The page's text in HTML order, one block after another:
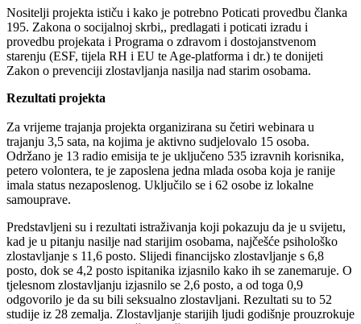
Nositelji projekta ističu i kako je potrebno Poticati provedbu članka
195. Zakona o socijalnoj skrbi,, predlagati i poticati izradu i
provedbu projekata i Programa o zdravom i dostojanstvenom
starenju (ESF, tijela RH i EU te Age-platforma i dr.) te donijeti
Zakon o prevenciji zlostavljanja nasilja nad starim osobama.
Rezultati projekta
Za vrijeme trajanja projekta organizirana su četiri webinara u
trajanju 3,5 sata, na kojima je aktivno sudjelovalo 15 osoba.
Održano je 13 radio emisija te je uključeno 535 izravnih korisnika,
petero volontera, te je zaposlena jedna mlada osoba koja je ranije
imala status nezaposlenog. Uključilo se i 62 osobe iz lokalne
samouprave.
Predstavljeni su i rezultati istraživanja koji pokazuju da je u svijetu,
kad je u pitanju nasilje nad starijim osobama, najčešće psihološko
zlostavljanje s 11,6 posto. Slijedi financijsko zlostavljanje s 6,8
posto, dok se 4,2 posto ispitanika izjasnilo kako ih se zanemaruje. O
tjelesnom zlostavljanju izjasnilo se 2,6 posto, a od toga 0,9
odgovorilo je da su bili seksualno zlostavljani. Rezultati su to 52
studije iz 28 zemalja. Zlostavljanje starijih ljudi godišnje prouzrokuje